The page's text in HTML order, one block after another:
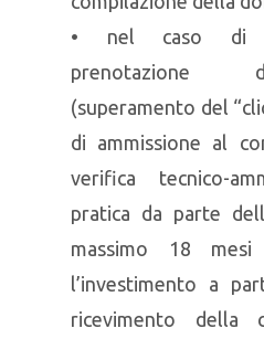
• nel caso di
prenotazione
(superamento del
di ammissione al
verifica tecnico-
pratica da parte
massimo 18
l’investimento a
ricevimento della